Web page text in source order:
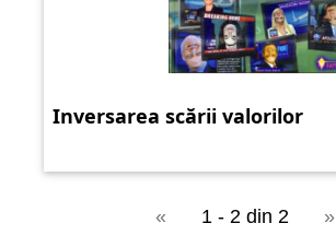
Inversarea scării valorilor
« 1 - 2 din 2 »